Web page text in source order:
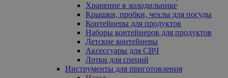
Хранение в холодильнике
Крышки, пробки, чехлы для посуды
Контейнеры для продуктов
Наборы контейнеров для продуктов
Детские контейнеры
Аксессуары для СВЧ
Лотки для специй
Инструменты для приготовления